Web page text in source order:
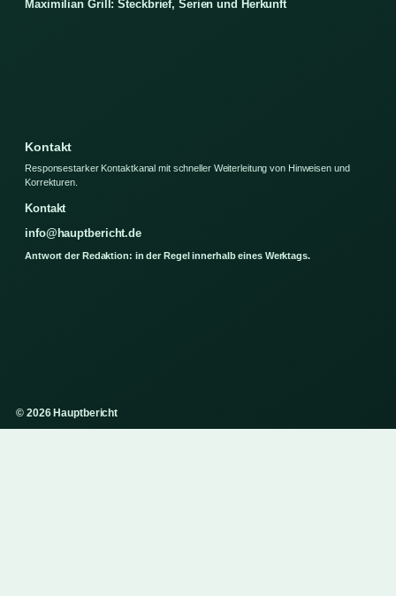
Maximilian Grill: Steckbrief, Serien und Herkunft
Kontakt
Responsestarker Kontaktkanal mit schneller Weiterleitung von Hinweisen und
Korrekturen.
Kontakt
info@hauptbericht.de
Antwort der Redaktion: in der Regel innerhalb eines Werktags.
© 2026 Hauptbericht